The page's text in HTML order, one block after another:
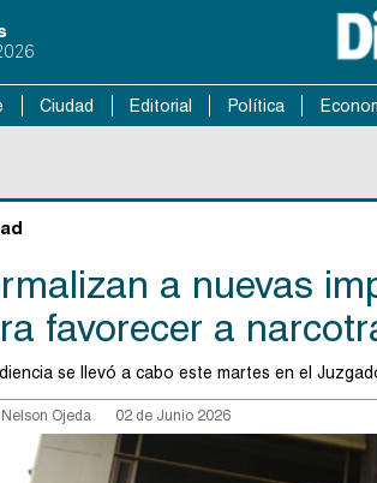
Ciudad Editorial Política
a nuevas
favorecer a
se llevó a cabo este martes en el
Nelson Ojeda 02 de Junio 2026